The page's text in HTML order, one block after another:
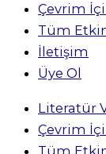
Çevrim İçi
Tüm
İletişim
Üye Ol
Literatür
Çevrim İçi
Tüm